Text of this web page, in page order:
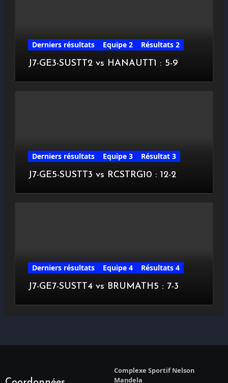
Derniers résultats Equipe 2
Résultats 2
J7-GE3-SUSTT2 vs HANAUTT1 : 5-9
Derniers résultats Equipe 3
Résultat 3
J7-GE5-SUSTT3 vs RCSTRG10 : 12-2
Derniers résultats Equipe 4
Résultats 4
J7-GE7-SUSTT4 vs BRUMATH5 : 7-3
Complexe Sportif Nelson
Mandela